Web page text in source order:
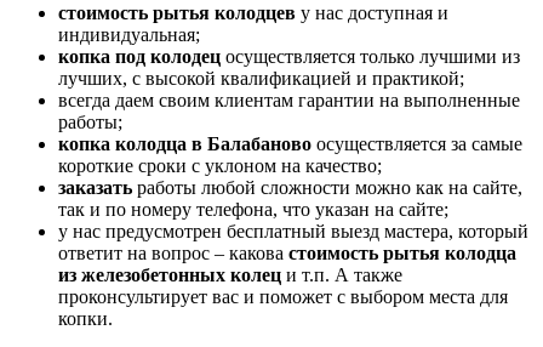
стоимость рытья колодцев у нас доступная и
индивидуальная;
копка под колодец осуществляется только лучшими из
лучших, с высокой квалификацией и практикой;
всегда даем своим клиентам гарантии на выполненные
работы;
копка колодца в Балабаново осуществляется за самые
короткие сроки с уклоном на качество;
заказать работы любой сложности можно как на сайте,
так и по номеру телефона, что указан на сайте;
у нас предусмотрен бесплатный выезд мастера, который
ответит на вопрос – какова стоимость рытья колодца
из железобетонных колец и т.п. А также
проконсультирует вас и поможет с выбором места для
копки.